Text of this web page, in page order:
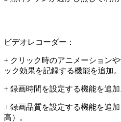
ビデオレコーダー：
+ クリック時のアニメーション
ック効果を記録する機能を追加。
+ 録画時間を設定する機能を追加
+ 録画品質を設定する機能を追
高）。